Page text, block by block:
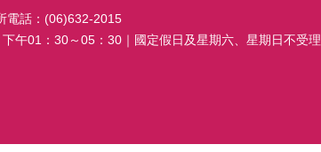
電話：(06)632-2015
午01：30～05：30｜國定假日及星期六、星期日不受理